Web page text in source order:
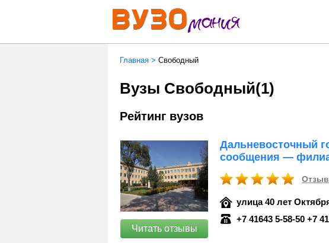
Главная > Свободный
Вузы Свободный(1)
Рейтинг вузов
Читать отзывы
Дальневосточный
сообщения —
улица 40 лет
+7 41643 5‑58-50 +7